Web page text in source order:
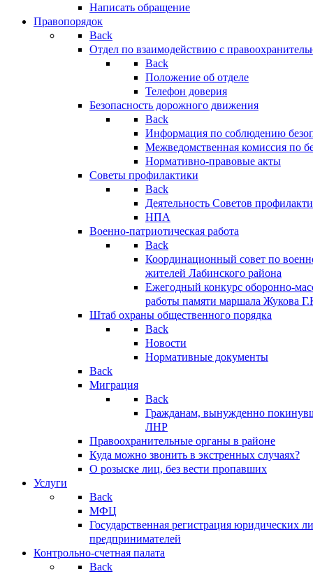
Написать обращение
Правопорядок
Back
Отдел по взаимодействию с
Back
Положение об отделе
Телефон доверия
Безопасность дорожного движения
Back
Информация по соблюдению
Межведомственная комиссия по
Нормативно-правовые акты
Советы профилактики
Back
Деятельность Советов
НПА
Военно-патриотическая работа
Back
Координационный совет по
жителей Лабинского района
Ежегодный конкурс оборонно-
работы памяти маршала Жукова
Штаб охраны общественного порядка
Back
Новости
Нормативные документы
Back
Миграция
Back
Гражданам, вынужденно
ЛНР
Правоохранительные органы в районе
Куда можно звонить в экстренных случаях?
О розыске лиц, без вести пропавших
Услуги
Back
МФЦ
Государственная регистрация юридических
предпринимателей
Контрольно-счетная палата
Back